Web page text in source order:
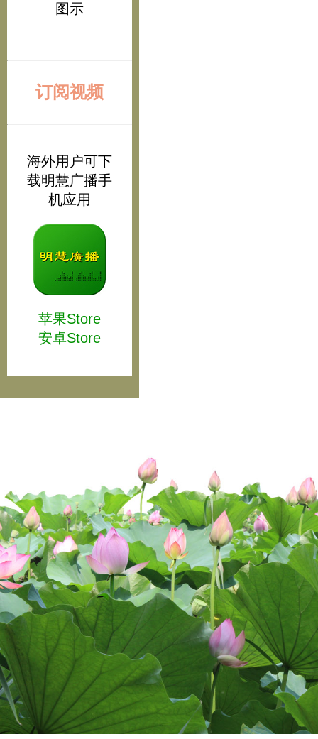
图示
订阅视频
海外用户可下
载明慧广播手
机应用
苹果Store
安卓Store